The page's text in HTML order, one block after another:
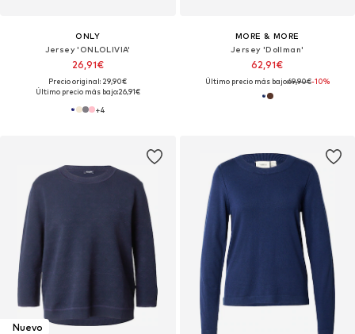
ONLY
Jersey 'ONLOLIVIA'
26,91€
Precio original: 29,90€
Último precio más bajo:26,91€
+4
MORE & MORE
Jersey 'Dollman'
62,91€
Último precio más bajo:69,90€-10%
Nuevo